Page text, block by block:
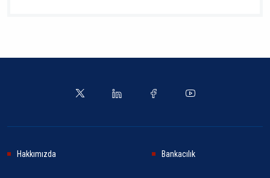
Hakkımızda Bankacılık